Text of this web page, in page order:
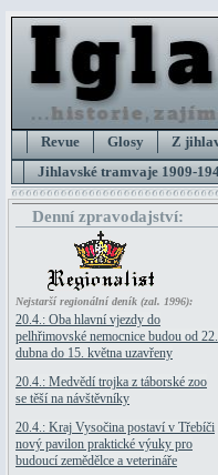
Revue Glosy Z
Jihlavské tramvaje 1909-
Denní zpravodajství:
Nejstarší regionální deník (zal. 1996):
20.4.: Oba hlavní vjezdy do
pelhřimovské nemocnice budou od 22.
dubna do 15. května uzavřeny
20.4.: Medvědí trojka z táborské zoo
se těší na návštěvníky
20.4.: Kraj Vysočina postaví v Třebíči
nový pavilon praktické výuky pro
budoucí zemědělce a veterináře